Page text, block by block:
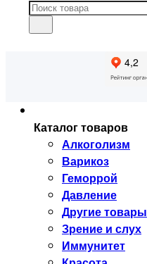
Каталог товаров
Алкоголизм
Варикоз
Геморрой
Давление
Другие товары
Зрение и слух
Иммунитет